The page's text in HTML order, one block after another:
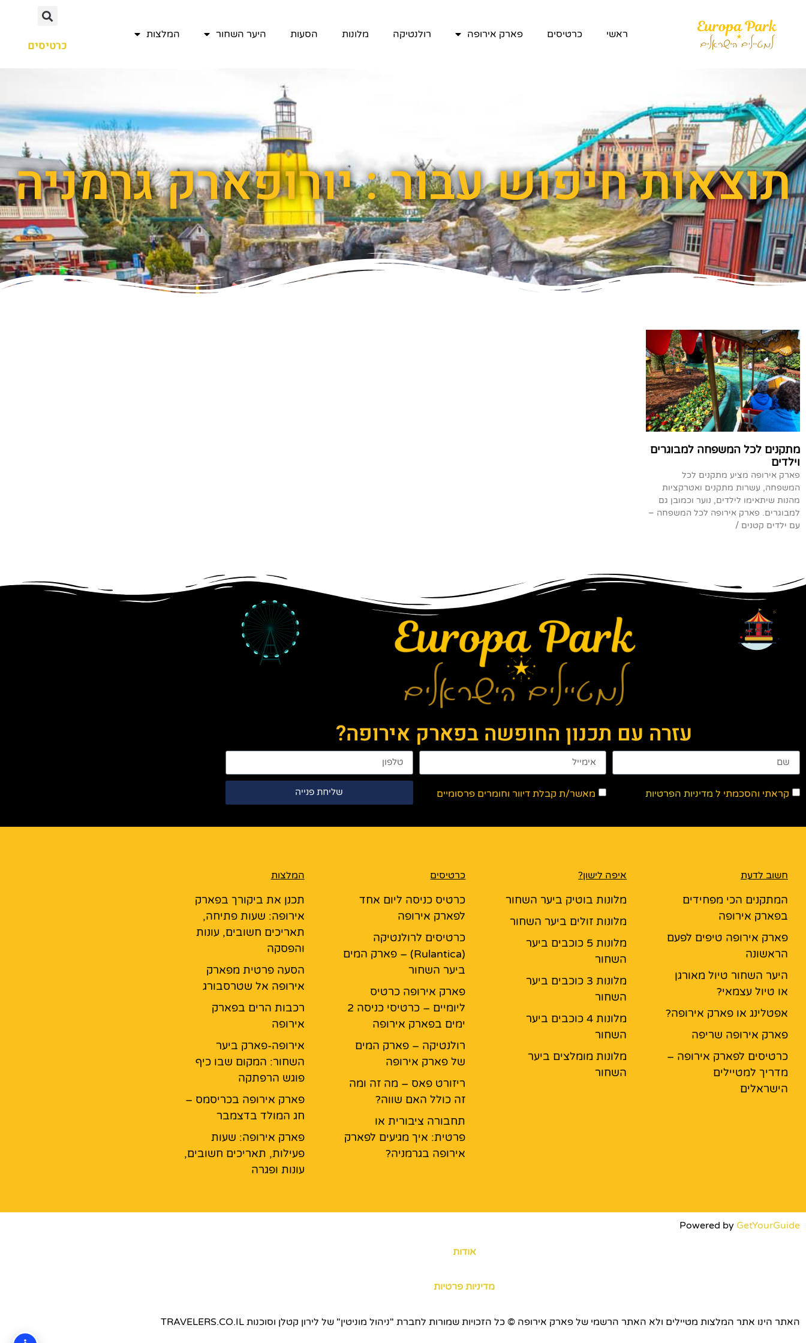
ראשי כרטיסים פארק אירופה רולנטיקה מלונות הסעות היער השחור המלצות
כרטיסים
תוצאות חיפוש עבור : יורופארק גרמניה
מתקנים לכל המשפחה למבוגרים
וילדים
פארק אירופה מציע מתקנים לכל
המשפחה, עשרות מתקנים ואטרקציות
מהנות שיתאימו לילדים, נוער וכמובן גם
למבוגרים. פארק אירופה לכל המשפחה –
עם ילדים קטנים /
עזרה עם תכנון החופשה בפארק אירופה?
קראתי והסכמתי ל מדיניות הפרטיות מאשר/ת קבלת דיוור וחומרים פרסומיים שליחת פנייה
חשוב לדעת
המתקנים הכי מפחידים
בפארק אירופה
פארק אירופה טיפים לפעם
הראשונה
היער השחור טיול מאורגן
או טיול עצמאי?
אפטלינג או פארק אירופה?
פארק אירופה שריפה
כרטיסים לפארק אירופה –
מדריך למטיילים
הישראלים
איפה לישון?
מלונות בוטיק ביער השחור
מלונות זולים ביער השחור
מלונות 5 כוכבים ביער
השחור
מלונות 3 כוכבים ביער
השחור
מלונות 4 כוכבים ביער
השחור
מלונות מומלצים ביער
השחור
כרטיסים
כרטיס כניסה ליום אחד
לפארק אירופה
כרטיסים לרולנטיקה
(Rulantica) – פארק המים
ביער השחור
פארק אירופה כרטיס
ליומיים – כרטיסי כניסה 2
ימים בפארק אירופה
רולנטיקה – פארק המים
של פארק אירופה
ריזורט פאס – מה זה ומה
זה כולל האם שווה?
תחבורה ציבורית או
פרטית: איך מגיעים לפארק
אירופה בגרמניה?
המלצות
תכנן את ביקורך בפארק
אירופה: שעות פתיחה,
תאריכים חשובים, עונות
והפסקה
הסעה פרטית מפארק
אירופה אל שטרסבורג
רכבות הרים בפארק
אירופה
אירופה-פארק ביער
השחור: המקום שבו כיף
פוגש הרפתקה
פארק אירופה בכריסמס –
חג המולד בדצמבר
פארק אירופה: שעות
פעילות, תאריכים חשובים,
עונות ופגרה
Powered by GetYourGuide
אודות
מדיניות פרטיות
האתר הינו אתר המלצות מטיילים ולא האתר הרשמי של פארק אירופה © כל הזכויות שמורות לחברת "ניהול מוניטין" של לירון קטלן וסוכנות TRAVELERS.CO.IL